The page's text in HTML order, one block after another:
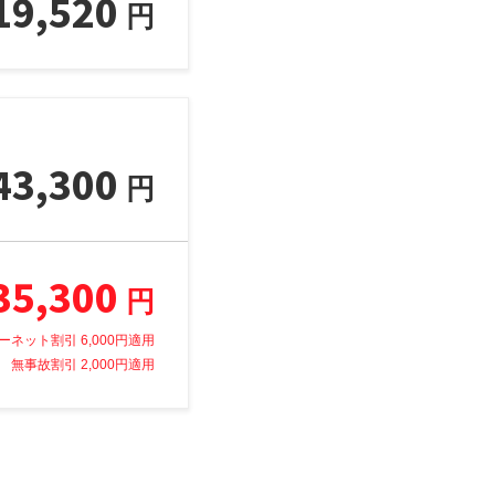
円
円
円
ネット割引 6,000円適用
無事故割引 2,000円適用